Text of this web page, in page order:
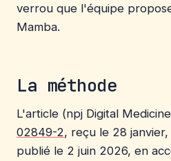
verrou que l'équipe
Mamba.
La méthode
L'article (npj Digital
02849-2, reçu le 28
publié le 2 juin 2026, en